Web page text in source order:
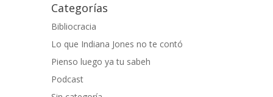
Categorías
Bibliocracia
Lo que Indiana Jones no te contó
Pienso luego ya tu sabeh
Podcast